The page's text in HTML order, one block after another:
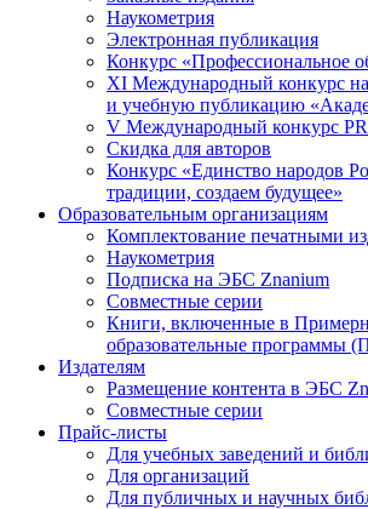
Наукометрия
Электронная публикация
Конкурс «Профессиональное
XI Международный конкурс
и учебную публикацию
V Международный конкурс
Скидка для авторов
Конкурс «Единство народов
традиции, создаем будущее»
Образовательным организациям
Комплектование печатными
Наукометрия
Подписка на ЭБС Znanium
Совместные серии
Книги, включенные в
образовательные программы
Издателям
Размещение контента в ЭБС
Совместные серии
Прайс-листы
Для учебных заведений и
Для организаций
Для публичных и научных